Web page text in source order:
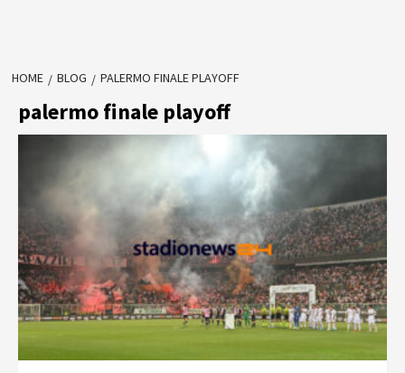
HOME BLOG PALERMO FINALE PLAYOFF
palermo finale playoff